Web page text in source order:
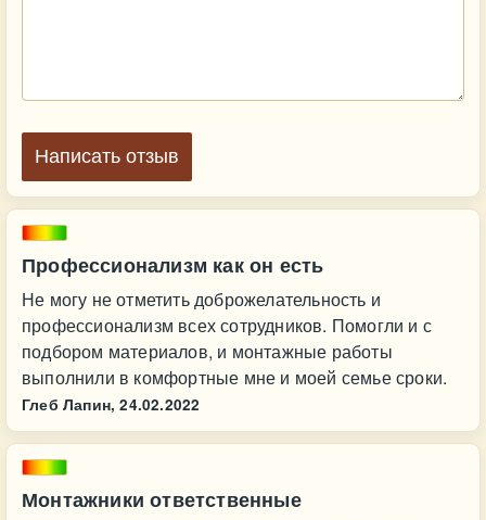
Профессионализм как он есть
Не могу не отметить доброжелательность и
профессионализм всех сотрудников. Помогли и с
подбором материалов, и монтажные работы
выполнили в комфортные мне и моей семье сроки.
Глеб Лапин, 24.02.2022
Монтажники ответственные
Написать отзыв